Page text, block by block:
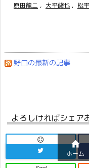
原田龍二 , 大平峻也 , 松
野口の最新の記事
よろしければシェア
 
ホーム